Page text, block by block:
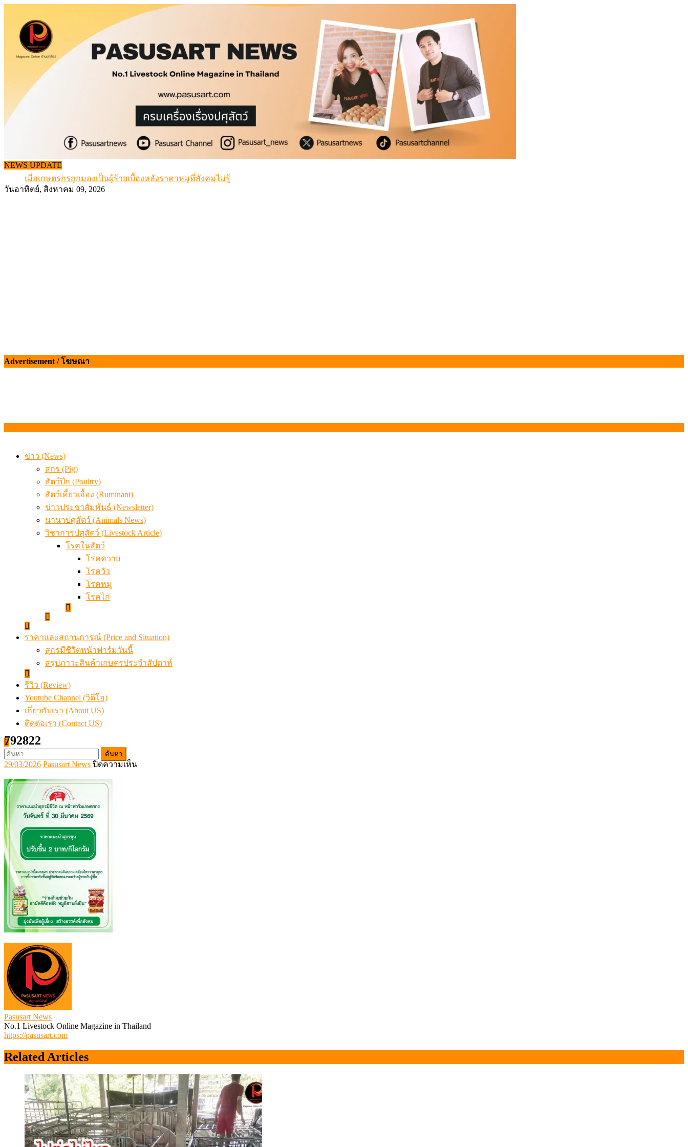
content
NEWS UPDATE
เดินหน้าดัน “ราคากลางโคเนื้อ” แก้ปัญหาราคาโคเนื้อตกต่ำ
สรุปภาวะ สินค้าเกษตรประจำสัปดาห์ วันที่ 3 – 7 สิงหาคม 2569
เมื่อเกษตรกรถูกมองเป็นผู้ร้ายเบื้องหลังราคาหมูที่สังคมไม่รู้
สุดอั้น! ไข่ไก่หน้าฟาร์มปรับขึ้นอีก 6 บาท/แผง เริ่ม 7 ส.ค.69
วันอาทิตย์, สิงหาคม 09, 2026
Advertisement / โฆษณา
ข่าว (News)
สุกร (Pig)
สัตว์ปีก (Poultry)
สัตว์เคี้ยวเอื้อง (Ruminant)
ข่าวประชาสัมพันธ์ (Newsletter)
นานาปศุสัตว์ (Animals News)
วิชาการปศุสัตว์ (Livestock Article)
โรคในสัตว์
โรคควาย
โรควัว
โรคหมู
โรคไก่
ราคาและสถานการณ์ (Price and Situation)
สุกรมีชีวิตหน้าฟาร์มวันนี้
สรุปภาวะสินค้าเกษตรประจำสัปดาห์
รีวิว (Review)
Youtube Channel (วิดีโอ)
เกี่ยวกับเรา (About US)
ติดต่อเรา (Contact US)
ค้นหา
สำหรับ:
792822
Posted
on
29/03/2026Author
Pasusart News ปิดความเห็นบน
Pasusart News
No.1 Livestock Online Magazine in Thailand
https://pasusart.com
Related Articles